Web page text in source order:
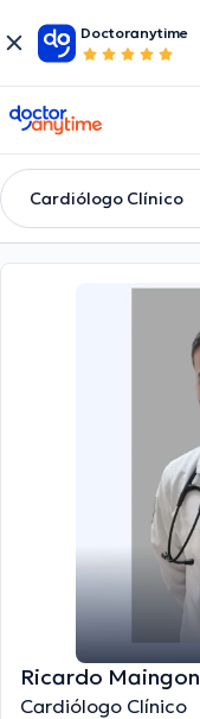
Doctoranytime
doctoranytime
Cardiólogo Clínico
Ricardo Maingon
Cardiólogo Clínico